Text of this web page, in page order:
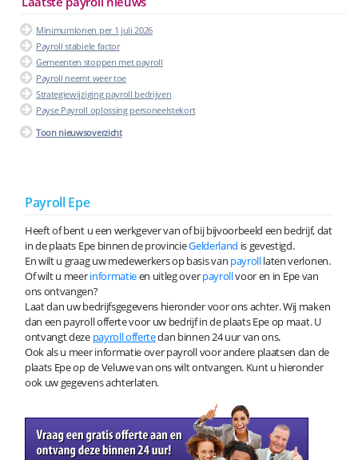
Minimumlonen per 1 juli 2026
Payroll stabiele factor
Gemeenten stoppen met payroll
Payroll neemt weer toe
Strategiewijziging payroll bedrijven
Payse Payroll oplossing personeelstekort
Toon nieuwsoverzicht
Payroll Epe
Heeft of bent u een werkgever van of bij bijvoorbeeld een bedrijf, dat
in de plaats Epe binnen de provincieGelderland is gevestigd.
En wilt u graag uw medewerkers op basis van payrolllaten verlonen.
Of wilt u meerinformatieen uitleg overpayrollvoor en in Epe van
ons ontvangen?
Laat dan uw bedrijfsgegevens hieronder voor ons achter. Wij maken
dan een payroll offerte voor uw bedrijf in de plaats Epe op maat. U
ontvangt deze payroll offertedan binnen 24 uur van ons.
Ook als u meer informatie over payroll voor andere plaatsen dan de
plaats Epe op de Veluwe van ons wilt ontvangen. Kunt u hieronder
ook uw gegevens achterlaten.